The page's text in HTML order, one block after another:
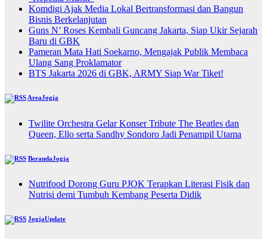
Komdigi Ajak Media Lokal Bertransformasi dan Bangun
Bisnis Berkelanjutan
Guns N’ Roses Kembali Guncang Jakarta, Siap Ukir Sejarah
Baru di GBK
Pameran Mata Hati Soekarno, Mengajak Publik Membaca
Ulang Sang Proklamator
BTS Jakarta 2026 di GBK, ARMY Siap War Tiket!
AreaJogja
Twilite Orchestra Gelar Konser Tribute The Beatles dan
Queen, Ello serta Sandhy Sondoro Jadi Penampil Utama
BerandaJogja
Nutrifood Dorong Guru PJOK Terapkan Literasi Fisik dan
Nutrisi demi Tumbuh Kembang Peserta Didik
JogjaUpdate